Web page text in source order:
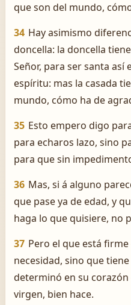
que son del mundo,
34 Hay asimismo
doncella: la doncella
Señor, para ser santa así
espíritu: mas la casada
mundo, cómo ha de
35 Esto empero digo
para echaros lazo, sino
para que sin
36 Mas, si á alguno
que pase ya de edad, y
haga lo que quisiere, no
37 Pero el que está
necesidad, sino que
determinó en su
virgen, bien hace.